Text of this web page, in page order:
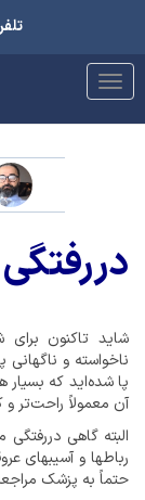
شاید تاکنون برای
ناخواسته و
پا شده‌اید که
آن معمولاً راحت‌تر و
البته گاهی
رباط­ها و آسیب­های
حتماً به پزشک